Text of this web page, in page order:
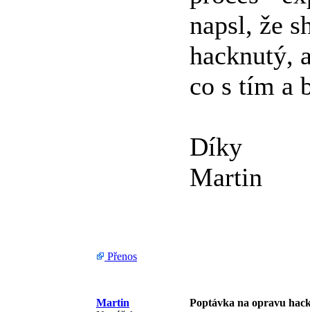
napsl, že
hacknutý,
co s tím a
Díky
Martin
Přenos
Martin
Poptávka na opravu